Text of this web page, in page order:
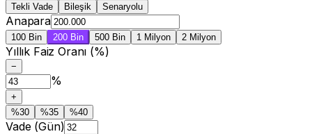
Tekli Vade Bileşik Senaryolu
Anapara
100 Bin 200 Bin 500 Bin 1 Milyon 2 Milyon
Yıllık Faiz Oranı (%)
−
%
+
%30 %35 %40
Vade (Gün)